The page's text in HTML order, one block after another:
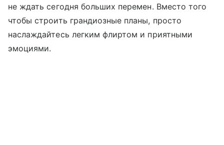
не ждать сегодня больших перемен. Вместо того
чтобы строить грандиозные планы, просто
наслаждайтесь легким флиртом и приятными
эмоциями.